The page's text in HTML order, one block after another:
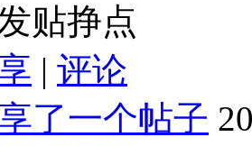
贴挣点
| 评论
了一个帖子